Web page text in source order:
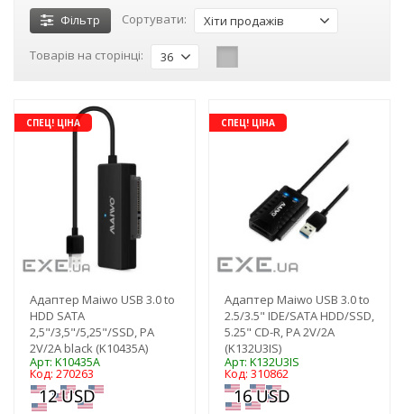
Фільтр Сортувати: Хіти продажів
Товарів на сторінці: 36
СПЕЦ! ЦІНА
Адаптер Maiwo USB 3.0 to
HDD SATA
2,5"/3,5"/5,25"/SSD, PA
2V/2A black (K10435A)
Арт: K10435A
Код: 270263
СПЕЦ! ЦІНА
Адаптер Maiwo USB 3.0 to
2.5/3.5" IDE/SATA HDD/SSD,
5.25" CD-R, PA 2V/2A
(K132U3IS)
Арт: K132U3IS
Код: 310862